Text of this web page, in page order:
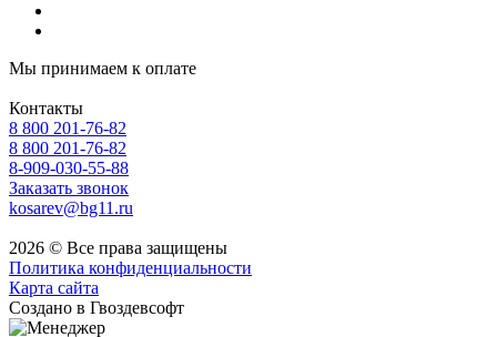
Мы принимаем к оплате
Контакты
8 800 201-76-82
8 800 201-76-82
8-909-030-55-88
Заказать звонок
kosarev@bg11.ru
2026 © Все права защищены
Политика конфиденциальности
Карта сайта
Создано в Гвоздевсофт